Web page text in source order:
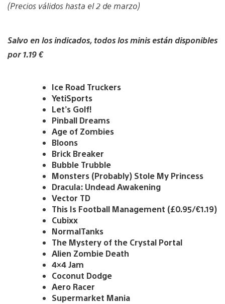
(Precios válidos hasta el 2 de marzo)
Salvo en los indicados, todos los minis están disponibles
por 1.19 €
Ice Road Truckers
YetiSports
Let’s Golf!
Pinball Dreams
Age of Zombies
Bloons
Brick Breaker
Bubble Trubble
Monsters (Probably) Stole My Princess
Dracula: Undead Awakening
Vector TD
This Is Football Management (£0.95/€1.19)
Cubixx
NormalTanks
The Mystery of the Crystal Portal
Alien Zombie Death
4×4 Jam
Coconut Dodge
Aero Racer
Supermarket Mania